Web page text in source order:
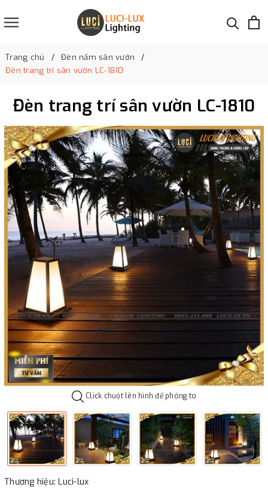
Trang chủ
Đèn nấm sân vườn
Đèn trang trí sân vườn LC-1810
Đèn trang trí sân vườn LC-1810
Click chuột lên hình để phóng to
Thương hiệu: Luci-lux